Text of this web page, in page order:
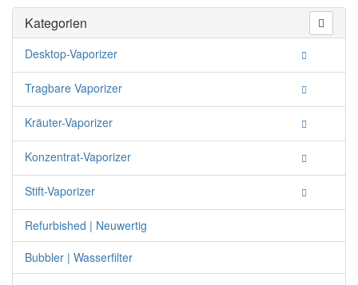
Kategorien
Desktop-Vaporizer
Tragbare Vaporizer
Kräuter-Vaporizer
Konzentrat-Vaporizer
Stift-Vaporizer
Refurbished | Neuwertig
Bubbler | Wasserfilter